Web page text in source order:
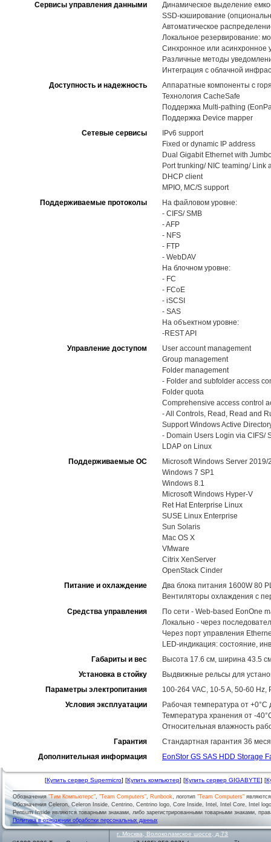
Сервисы управления данными
Динамическое выделение
SSD-кэширование
Автоматическое
Локальное резервирование:
Синхронное или асинхронное
Различные методы
Интеграция с облачной
Доступность и надежность
Аппаратные компоненты с
Технология CacheSafe
Поддержка Multi-pathing
Поддержка Device mapper
Сетевые сервисы
IPv6 support
Fixed or dynamic IP address
Dual Gigabit Ethernet with
Port trunking/ NIC teaming/ Link
DHCP client
MPIO, MC/S support
Поддерживаемые протоколы
На файловом уровне:
- CIFS/ SMB
- AFP
- NFS
- FTP
- WebDAV
На блочном уровне:
- FC
- FCoE
- iSCSI
- SAS
На объектном уровне:
-REST API
Управление доступом
User account management
Group management
Folder management
- Folder and subfolder access
Folder quota
Comprehensive access control
- All Controls, Read, Read and
Support Windows Active
- Domain Users Login via CIFS/
LDAP on Linux
Поддерживаемые ОС
Microsoft Windows Server
Windows 7 SP1
Windows 8.1
Microsoft Windows Hyper-V
Ret Hat Enterprise Linux
SUSE Linux Enterprise
Sun Solaris
Mac OS X
VMware
Citrix XenServer
OpenStack Cinder
Питание и охлаждение
Два блока питания 1600W 80
Вентиляторы охлаждения с
Средства управления
По сети - Web-based EonOne
Локально - через
Через порт управления
LED-индикация: состояние,
Габариты и вес
Высота 17.6 см, ширина 43.5
Установка в стойку
Выдвижные рельсы для
Параметры электропитания
100-264 VAC, 10-5 A, 50-60 Hz,
Условия эксплуатации
Рабочая температура от +0°C
Температура хранения от -
Относительная влажность
Гарантия
Стандартная гарантия 36
Дополнительная информация
EonStor GS SAS HDD Storage
[Купить сервер Supermicro] [Купить компьютер] [Купить сервер GIGABYTE] [
Обозначения"Тим Компьютерс", "Team Computers", Runbook, логотип "Team Computers"
Обозначения Celeron, Celeron Inside, Centrino, Centrino logo, Core Inside, Intel, Intel Core, Intel
Pentium Inside являются товарными знаками, либо зарегистрированными товарными знаками,
Политика в отношении обработки персональных данных
г. Москва
Волоколамское шоссе, д.73